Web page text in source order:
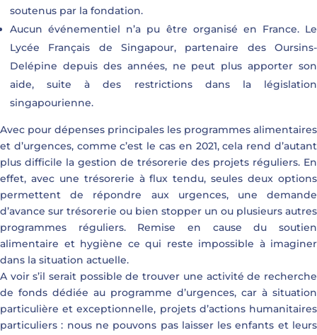
soutenus par la fondation.
Aucun événementiel n’a pu être organisé en France. Le
Lycée Français de Singapour, partenaire des Oursins-
Delépine depuis des années, ne peut plus apporter son
aide, suite à des restrictions dans la législation
singapourienne.
Avec pour dépenses principales les programmes alimentaires
et d’urgences, comme c’est le cas en 2021, cela rend d’autant
plus difficile la gestion de trésorerie des projets réguliers. En
effet, avec une trésorerie à flux tendu, seules deux options
permettent de répondre aux urgences, une demande
d’avance sur trésorerie ou bien stopper un ou plusieurs autres
programmes réguliers. Remise en cause du soutien
alimentaire et hygiène ce qui reste impossible à imaginer
dans la situation actuelle.
A voir s’il serait possible de trouver une activité de recherche
de fonds dédiée au programme d’urgences, car à situation
particulière et exceptionnelle, projets d’actions humanitaires
particuliers : nous ne pouvons pas laisser les enfants et leurs